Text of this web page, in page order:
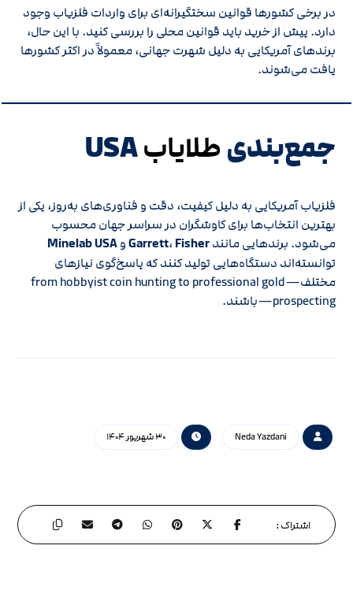
در برخی کشورها قوانین سختگیرانه‌ای برای واردات فلزیاب وجود
دارد. پیش از خرید باید قوانین محلی را بررسی کنید. با این حال،
برندهای آمریکایی به دلیل شهرت جهانی، معمولاً در اکثر کشورها
یافت می‌شوند.
جمع‌بندیطلایابUSA
فلزیاب آمریکایی به دلیل کیفیت، دقت و فناوری‌های به‌روز، یکی از
بهترین انتخاب‌ها برای کاوشگران در سراسر جهان محسوب
می‌شود. برندهایی مانند
Garrett، Fisher وMinelab USA
توانسته‌اند دستگاه‌هایی تولید کنند که پاسخ‌گوی نیازهای
مختلف—from hobbyist coin hunting to professional gold
prospecting—باشند.
Neda Yazdani ۳۰ شهریور ۱۴۰۴